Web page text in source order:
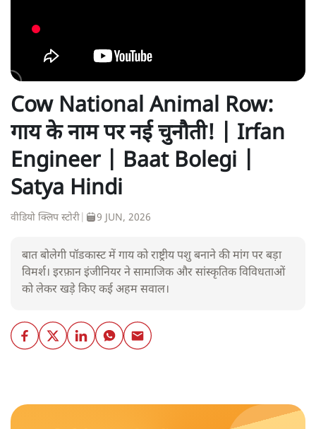
Cow National Animal Row:
गाय के नाम पर नई चुनौती! | Irfan
Engineer | Baat Bolegi |
Satya Hindi
वीडियो क्लिप स्टोरी 9 JUN, 2026
बात बोलेगी पॉडकास्ट में गाय को राष्ट्रीय पशु बनाने की मांग पर बड़ा
विमर्श। इरफ़ान इंजीनियर ने सामाजिक और सांस्कृतिक विविधताओं
को लेकर खड़े किए कई अहम सवाल।